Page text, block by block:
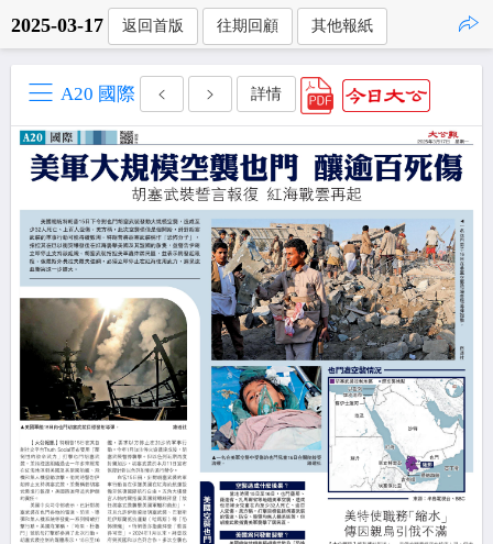
2025-03-17 返回首版 往期回顧 其他報紙
A20 國際 詳情